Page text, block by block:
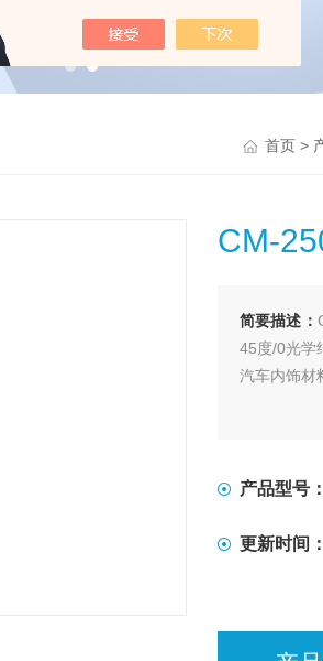
首页>
CM-
简要描述：
45度/0光学
汽车内饰材
产品型号：
更新时间：